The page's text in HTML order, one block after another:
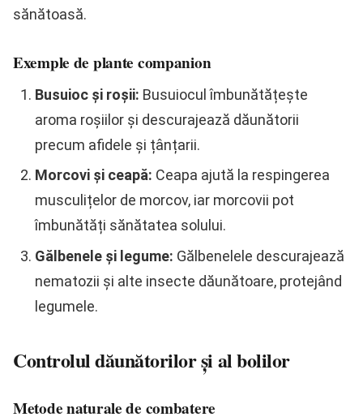
sănătoasă.
Exemple de plante companion
Busuioc și roșii: Busuiocul îmbunătățește
aroma roșiilor și descurajează dăunătorii
precum afidele și țânțarii.
Morcovi și ceapă: Ceapa ajută la respingerea
musculițelor de morcov, iar morcovii pot
îmbunătăți sănătatea solului.
Gălbenele și legume: Gălbenelele descurajează
nematozii și alte insecte dăunătoare, protejând
legumele.
Controlul dăunătorilor și al bolilor
Metode naturale de combatere